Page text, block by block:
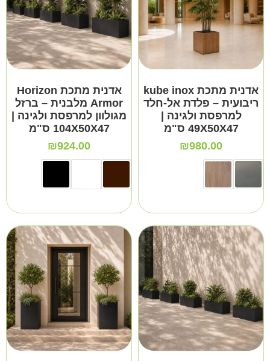
אדנית מתכת kube inox
ריבועית – פלדת אל-חלד
למרפסת ולגינה |
49X50X47 ס"מ
₪980.00
אדנית מתכת Horizon
Armor מלבנית – ברזל
מגולוון למרפסת ולגינה |
104X50X47 ס"מ
₪924.00